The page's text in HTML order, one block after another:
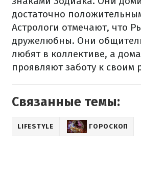
достаточно
Астрологи отмечают, что
дружелюбны. Они
любят в коллективе, а
проявляют заботу к своим
Связанные темы:
LIFESTYLE ГОРОСКОП